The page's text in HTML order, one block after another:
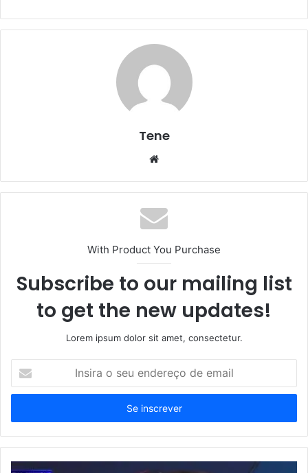
Tene
Website
With Product You Purchase
Subscribe to our mailing list
to get the new updates!
Lorem ipsum dolor sit amet, consectetur.
seu
de
email